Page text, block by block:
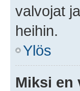
valvojat
heihin.
Ylös
Miksi en